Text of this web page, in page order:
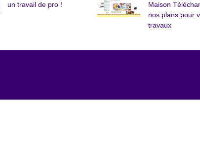
un travail de pro !
Maison
nos plans pour
travaux